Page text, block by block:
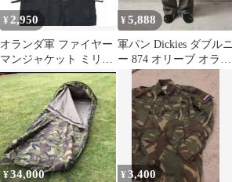
¥ 2,950
オランダ軍 ファイヤー
マンジャケット ミリタ
リー ポリスジャケッ
ト 警察
¥5,888
軍パン Dickies ダブルニ
ー 874 オリーブ オラン
ダ軍
¥34,000 ¥3,400